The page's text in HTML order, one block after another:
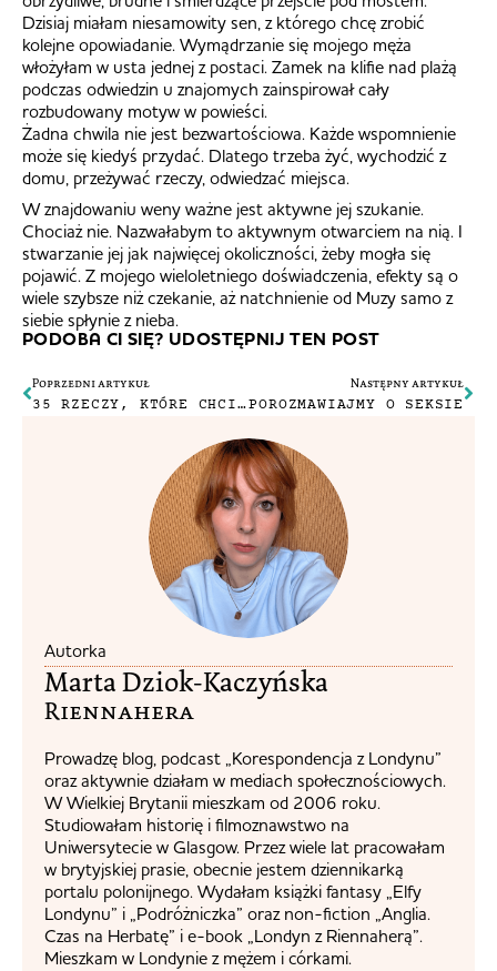
Dzisiaj miałam niesamowity sen, z którego chcę zrobić
kolejne opowiadanie. Wymądrzanie się mojego męża
włożyłam w usta jednej z postaci. Zamek na klifie nad plażą
podczas odwiedzin u znajomych zainspirował cały
rozbudowany motyw w powieści.
Żadna chwila nie jest bezwartościowa. Każde wspomnienie
może się kiedyś przydać. Dlatego trzeba żyć, wychodzić z
domu, przeżywać rzeczy, odwiedzać miejsca.
W znajdowaniu weny ważne jest aktywne jej szukanie.
Chociaż nie. Nazwałabym to aktywnym otwarciem na nią. I
stwarzanie jej jak najwięcej okoliczności, żeby mogła się
pojawić. Z mojego wieloletniego doświadczenia, efekty są o
wiele szybsze niż czekanie, aż natchnienie od Muzy samo z
siebie spłynie z nieba.
PODOBA CI SIĘ? UDOSTĘPNIJ TEN POST
Poprzedni artykuł
35 RZECZY, KTÓRE CHCIAŁABYM JESZCZE W ŻYCIU ZROBIĆ
Następny artykuł
POROZMAWIAJMY O SEKSIE
Autorka
Marta Dziok-Kaczyńska
Riennahera​
Prowadzę blog, podcast „Korespondencja z Londynu”
oraz aktywnie działam w mediach społecznościowych.
W Wielkiej Brytanii mieszkam od 2006 roku.
Studiowałam historię i filmoznawstwo na
Uniwersytecie w Glasgow. Przez wiele lat pracowałam
w brytyjskiej prasie, obecnie jestem dziennikarką
portalu polonijnego. Wydałam książki fantasy „Elfy
Londynu” i „Podróżniczka” oraz non-fiction „Anglia.
Czas na Herbatę” i e-book „Londyn z Riennaherą”.
Mieszkam w Londynie z mężem i córkami.